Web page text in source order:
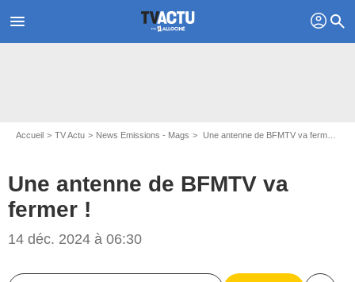
menu profil search
Accueil TV Actu News Emissions - Mags Une antenne de BFMTV va fermer !
Une antenne de BFMTV va
fermer !
14 déc. 2024 à 06:30